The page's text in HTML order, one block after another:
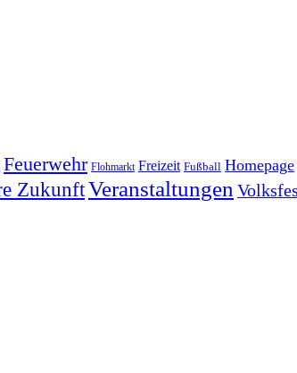
Feuerwehr Flohmarkt Freizeit Fußball Homepage
ZukunftVeranstaltungen